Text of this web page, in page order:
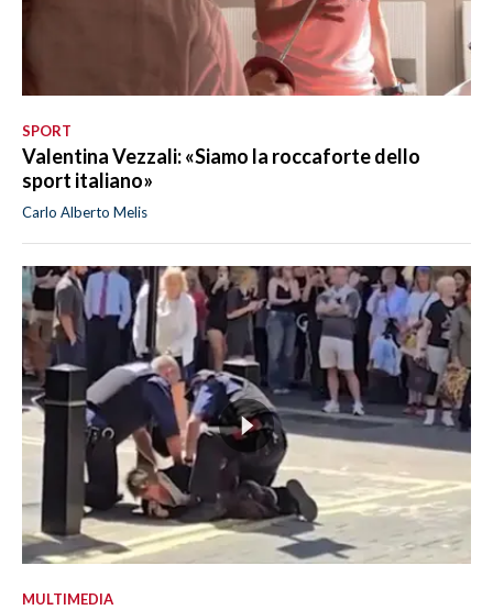
SPORT
Valentina Vezzali: «Siamo la roccaforte dello
sport italiano»
Carlo Alberto Melis
MULTIMEDIA